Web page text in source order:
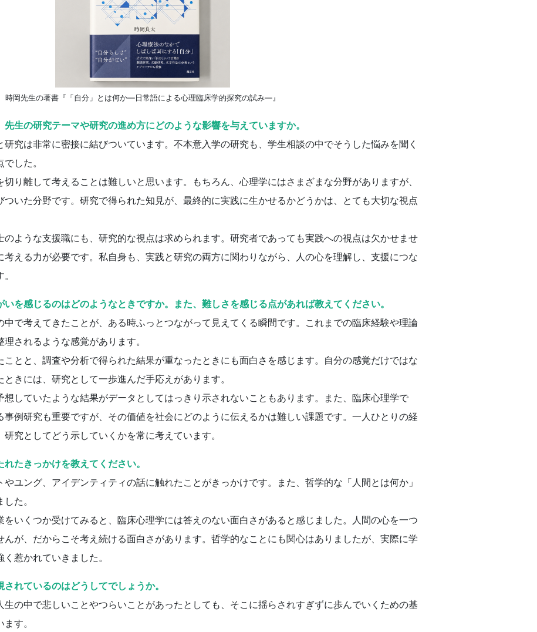
時岡先生の著書『「自分」とは何か―日常語による心理臨床学的探究の試み―』
の研究テーマや研究の進め方にどのような影響を与えていますか。
究は非常に密接に結びついています。不本意入学の研究も、学生相談の中でそうした悩みを聞く
した。
り離して考えることは難しいと思います。もちろん、心理学にはさまざまな分野がありますが、
いた分野です。研究で得られた知見が、最終的に実践に生かせるかどうかは、とても大切な視点
ような支援職にも、研究的な視点は求められます。研究者であっても実践への視点は欠かせませ
考える力が必要です。私自身も、実践と研究の両方に関わりながら、人の心を理解し、支援につな
感じるのはどのようなときですか。また、難しさを感じる点があれば教えてください。
で考えてきたことが、ある時ふっとつながって見えてくる瞬間です。これまでの臨床経験や理論
されるような感覚があります。
とと、調査や分析で得られた結果が重なったときにも面白さを感じます。自分の感覚だけではな
きには、研究として一歩進んだ手応えがあります。
していたような結果がデータとしてはっきり示されないこともあります。また、臨床心理学で
例研究も重要ですが、その価値を社会にどのように伝えるかは難しい課題です。一人ひとりの経
究としてどう示していくかを常に考えています。
きっかけを教えてください。
ユング、アイデンティティの話に触れたことがきっかけです。また、哲学的な「人間とは何か」
た。
いくつか受けてみると、臨床心理学には答えのない面白さがあると感じました。人間の心を一つ
が、だからこそ考え続ける面白さがあります。哲学的なことにも関心はありましたが、実際に学
惹かれていきました。
ているのはどうしてでしょうか。
の中で悲しいことやつらいことがあったとしても、そこに揺らされすぎずに歩んでいくための基
す。